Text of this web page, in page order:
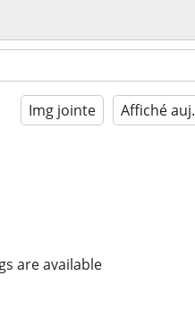
Img jointe Affiché auj.
are available